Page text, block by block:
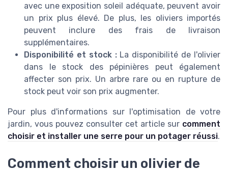
avec une exposition soleil adéquate, peuvent avoir
un prix plus élevé. De plus, les oliviers importés
peuvent inclure des frais de livraison
supplémentaires.
Disponibilité et stock :La disponibilité de l'olivier
dans le stock des pépinières peut également
affecter son prix. Un arbre rare ou en rupture de
stock peut voir son prix augmenter.
Pour plus d'informations sur l'optimisation de votre
jardin, vous pouvez consulter cet article sur comment
choisir et installer une serre pour un potager réussi.
Comment choisir un olivier de